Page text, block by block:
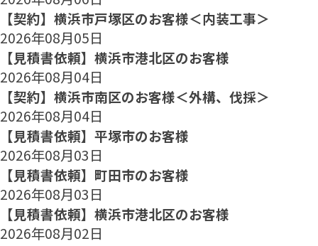
【契約】横浜市戸塚区のお客様＜内装工事＞
2026年08月05日
【見積書依頼】横浜市港北区のお客様
2026年08月04日
【契約】横浜市南区のお客様＜外構、伐採＞
2026年08月04日
【見積書依頼】平塚市のお客様
2026年08月03日
【見積書依頼】町田市のお客様
2026年08月03日
【見積書依頼】横浜市港北区のお客様
2026年08月02日